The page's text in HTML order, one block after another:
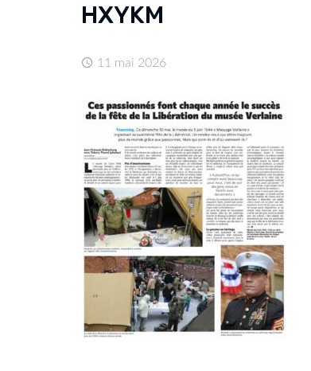
HXYKM
11 mai 2026